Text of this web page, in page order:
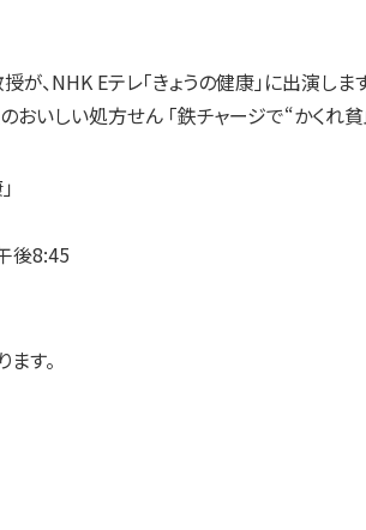
NHK Eテレ「きょうの健康」に出演します
おいしい処方せん 「鉄チャージで“かくれ貧
後8:45
す。